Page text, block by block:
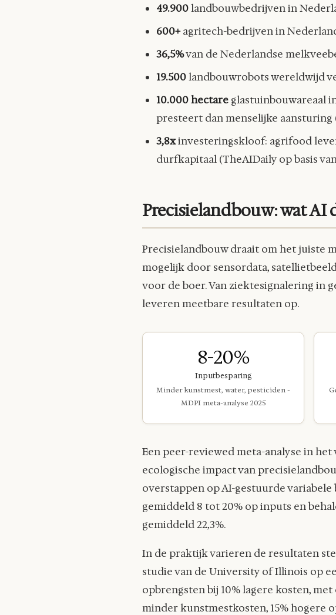
49.900landbouwbedrijven in
600+agritech-bedrijven in
36,5%van de Nederlandse
19.500landbouwrobots wereldwijd
10.000 hectare glastuinbouwareaal
presteert dan menselijke aansturing
3,8xinvesteringskloof: agrifood
durfkapitaal (TheAIDaily op basis
Precisielandbouw: wat AI
Precisielandbouw draait om het juiste
mogelijk door sensordata,
voor de boer. Van ziektesignalering in
leveren meetbare resultaten op.
8-20%
Inputbesparing
Minder kunstmest, water, pesticiden -
MDPI meta-analyse 2025
Een peer-reviewed meta-analyse in
ecologische impact van
overstappen op AI-gestuurde
gemiddeld 8 tot 20% op inputs en
gemiddeld 22,3%.
In de praktijk varieren de resultaten
studie van de University of Illinois op
opbrengsten bij 10% lagere kosten,
minder kunstmestkosten, 15% hogere